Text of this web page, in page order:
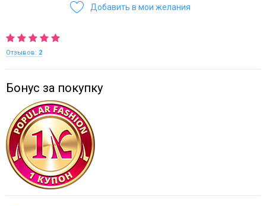
Добавить в мои желания
Отзывов: 2
Бонус за покупку